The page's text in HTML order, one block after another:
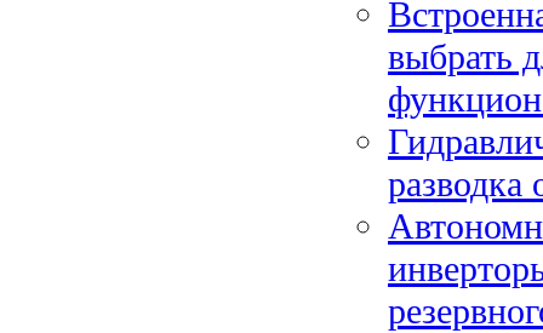
выбрать